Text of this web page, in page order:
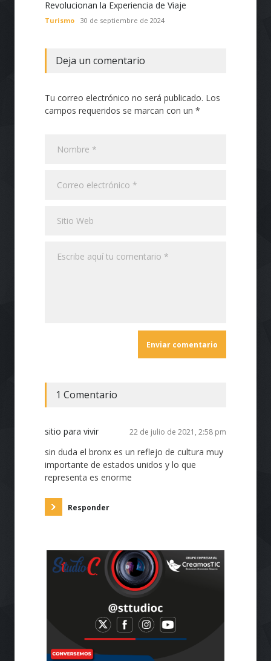
Revolucionan la Experiencia de Viaje
Turismo 30 de septiembre de 2024
Deja un comentario
Tu correo electrónico no será publicado. Los
campos requeridos se marcan con un *
1 Comentario
sitio para vivir 22 de julio de 2021, 2:58 pm
sin duda el bronx es un reflejo de cultura muy
importante de estados unidos y lo que
representa es enorme
Responder